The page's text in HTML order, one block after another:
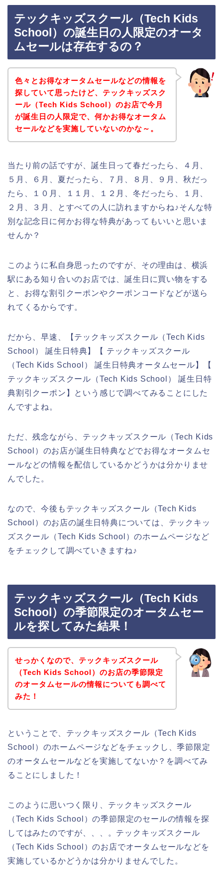
テックキッズスクール（Tech Kids
School）の誕生日の人限定のオータ
ムセールは存在するの？
色々とお得なオータムセールなどの情報を
探していて思ったけど、テックキッズスク
ール（Tech Kids School）のお店で今月
が誕生日の人限定で、何かお得なオータム
セールなどを実施していないのかな～。
当たり前の話ですが、誕生日って春だったら、４月、
５月、６月、夏だったら、７月、８月、９月、秋だっ
たら、１０月、１１月、１２月、冬だったら、１月、
２月、３月、とすべての人に訪れますからね♪そんな特
別な記念日に何かお得な特典があってもいいと思いま
せんか？
このように私自身思ったのですが、その理由は、横浜
駅にある知り合いのお店では、誕生日に買い物をする
と、お得な割引クーポンやクーポンコードなどが送ら
れてくるからです。
だから、早速、【テックキッズスクール（Tech Kids
School） 誕生日特典】【 テックキッズスクール
（Tech Kids School） 誕生日特典オータムセール】【
テックキッズスクール（Tech Kids School） 誕生日特
典割引クーポン】という感じで調べてみることにした
んですよね。
ただ、残念ながら、テックキッズスクール（Tech Kids
School）のお店が誕生日特典などでお得なオータムセ
ールなどの情報を配信しているかどうかは分かりませ
んでした。
なので、今後もテックキッズスクール（Tech Kids
School）のお店の誕生日特典については、テックキッ
ズスクール（Tech Kids School）のホームページなど
をチェックして調べていきますね♪
テックキッズスクール（Tech Kids
School）の季節限定のオータムセー
ルを探してみた結果！
せっかくなので、テックキッズスクール
（Tech Kids School）のお店の季節限定
のオータムセールの情報についても調べて
みた！
ということで、テックキッズスクール（Tech Kids
School）のホームページなどをチェックし、季節限定
のオータムセールなどを実施してないか？を調べてみ
ることにしました！
このように思いつく限り、テックキッズスクール
（Tech Kids School）の季節限定のセールの情報を探
してはみたのですが、、、。テックキッズスクール
（Tech Kids School）のお店でオータムセールなどを
実施しているかどうかは分かりませんでした。